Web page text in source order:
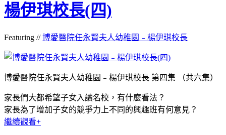
楊伊琪校長(四)
Featuring //博愛醫院任永賢夫人幼稚園﹣楊伊琪校長
博愛醫院任永賢夫人幼稚園﹣楊伊琪校長 第四集 （共六集）
家長們大都希望子女入讀名校，有什麼看法？
家長為了增加子女的競爭力上不同的興趣班有何意見？
繼續觀看+